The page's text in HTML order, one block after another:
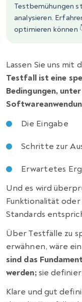
Testbemühungen
analysieren.
optimieren können
Lassen Sie uns mit
Testfall ist eine
Bedingungen,
Die Eingabe
Schritte zur
Erwartetes
Und es wird
Funktionalität
Standards
Über Testfälle zu
erwähnen, wäre
sind das
werden;sie
Klare und gut